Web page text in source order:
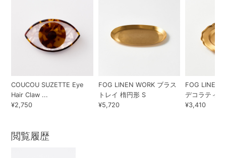
COUCOU SUZETTE Eye
Hair Claw ...
¥2,750
FOG LINEN WORK ブラス
トレイ 楕円形 S
¥5,720
FOG LINEN
デコラティブ
¥3,410
閲覧履歴